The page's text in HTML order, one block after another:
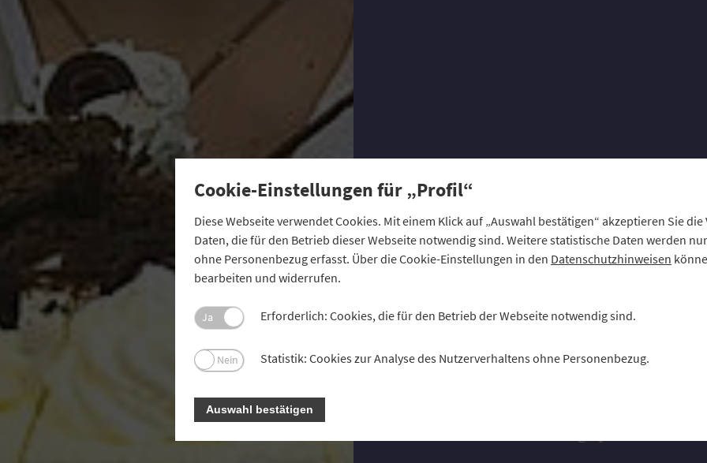
RAT
Cashback-Day der
Gelebte
an Mitglieder bayerischer
Cookie-Einstellungen für „Profil“
Diese Webseite verwendet Cookies. Mit einem Klick auf „Auswahl bestätigen“ akzeptieren Sie
Daten, die für den Betrieb dieser Webseite notwendig sind. Weitere statistische Daten werden
ohne Personenbezug erfasst. Über die Cookie-Einstellungen in den Datenschutzhinweisen
bearbeiten und widerrufen.
Ja Erforderlich: Cookies, die für den Betrieb der Webseite notwendig sind.
Nein Statistik: Cookies zur Analyse des Nutzerverhaltens ohne Personenbezug.
Auswahl bestätigen